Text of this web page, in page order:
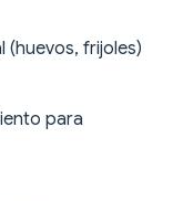
frijoles)
para